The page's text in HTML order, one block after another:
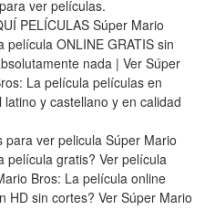
ver películas.
PELÍCULAS Súper Mario
película ONLINE GRATIS sin
nada | Ver Súper
La película películas en
latino y castellano y en calidad
para ver pelicula Súper Mario
película gratis? Ver película
Bros: La película online
HD sin cortes? Ver Súper Mario